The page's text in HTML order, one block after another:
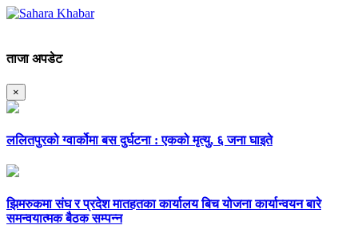
ताजा अपडेट
×
ललितपुरको ग्वार्कोमा बस दुर्घटना : एकको मृत्यु, ६ जना घाइते
झिमरुकमा संघ र प्रदेश मातहतका कार्यालय बिच योजना कार्यान्वयन बारे
समन्वयात्मक बैठक सम्पन्न